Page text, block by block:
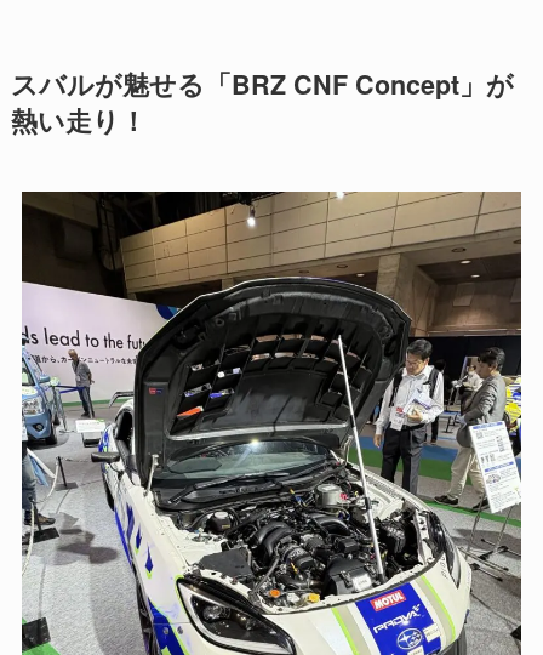
スバルが魅せる「BRZ CNF Concept」が
熱い走り！